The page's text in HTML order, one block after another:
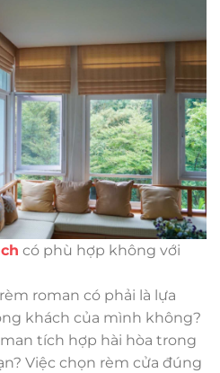
có phù hợp không với
roman có phải là lựa
khách của mình không?
tích hợp hài hòa trong
Việc chọn rèm cửa đúng